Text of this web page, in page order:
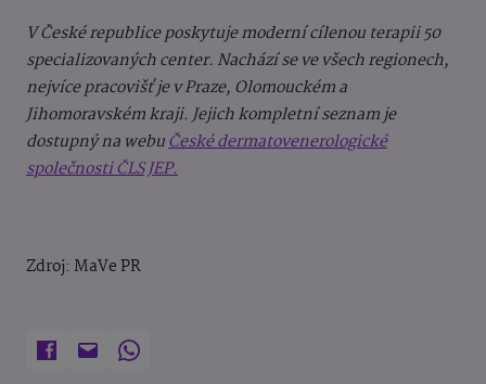
V České republice poskytuje moderní cílenou terapii 50
specializovaných center. Nachází se ve všech regionech,
nejvíce pracovišť je v Praze, Olomouckém a
Jihomoravském kraji. Jejich kompletní seznam je
dostupný na webuČeské dermatovenerologické
společnosti ČLS JEP.
Zdroj: MaVe PR